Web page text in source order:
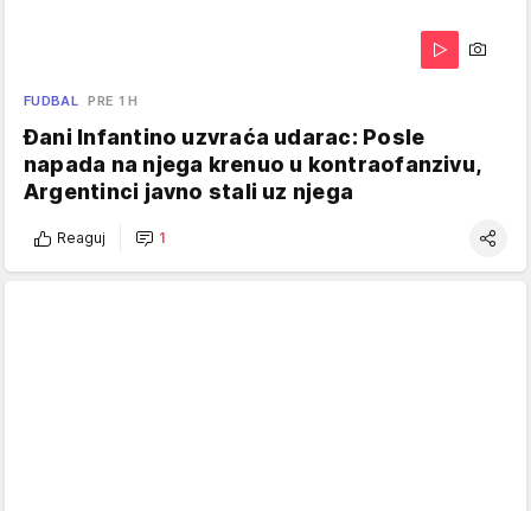
FUDBAL PRE 1 H
Đani Infantino uzvraća udarac: Posle
napada na njega krenuo u kontraofanzivu,
Argentinci javno stali uz njega
Reaguj 1